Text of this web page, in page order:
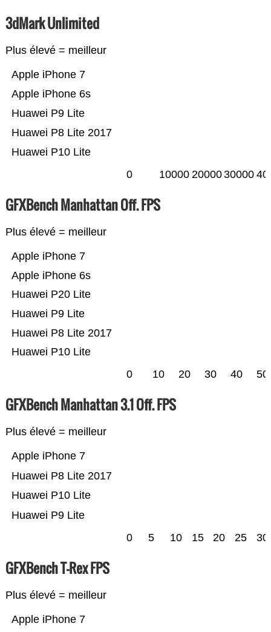
3dMark Unlimited
Plus élevé = meilleur
Huawei P10 Lite
Huawei P8 Lite 2017
Huawei P9 Lite
Apple iPhone 6s
Apple iPhone 7
0 10000 2000030000
GFXBench Manhattan Off. FPS
Plus élevé = meilleur
Huawei P10 Lite
Huawei P8 Lite 2017
Huawei P9 Lite
Huawei P20 Lite
Apple iPhone 6s
Apple iPhone 7
0 10 20 30 40 50
GFXBench Manhattan 3.1 Off. FPS
Plus élevé = meilleur
Huawei P9 Lite
Huawei P10 Lite
Huawei P8 Lite 2017
Apple iPhone 7
0 5 10 15 20 25 30
GFXBench T-Rex FPS
Plus élevé = meilleur
Apple iPhone 7